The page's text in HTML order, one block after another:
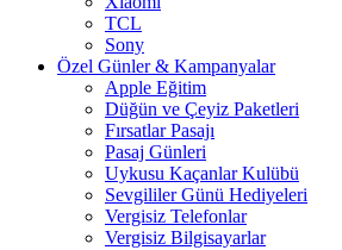
TCL
Sony
Özel Günler & Kampanyalar
Apple Eğitim
Düğün ve Çeyiz Paketleri
Fırsatlar Pasajı
Pasaj Günleri
Uykusu Kaçanlar Kulübü
Sevgililer Günü Hediyeleri
Vergisiz Telefonlar
Vergisiz Bilgisayarlar